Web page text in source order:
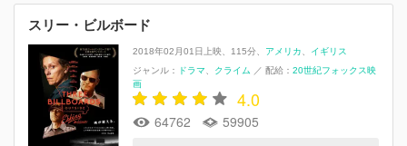
スリー・ビルボード
2018年02月01日上映 115分 アメリカ
イギリス
ジャンル：
ドラマ クライム ／ 配給： 20世紀フォックス映
画
4.0
64762 59905